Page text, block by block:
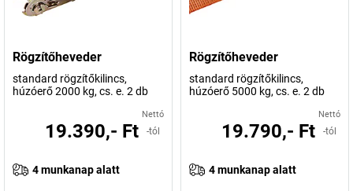
Rögzítőheveder
standard rögzítőkilincs,
húzóerő 2000 kg, cs. e. 2 db
Nettó
19.390,- Ft -tól
4 munkanap alatt
Rögzítőheveder
standard rögzítőkilincs,
húzóerő 5000 kg, cs. e. 2 db
Nettó
19.790,- Ft -tól
4 munkanap alatt